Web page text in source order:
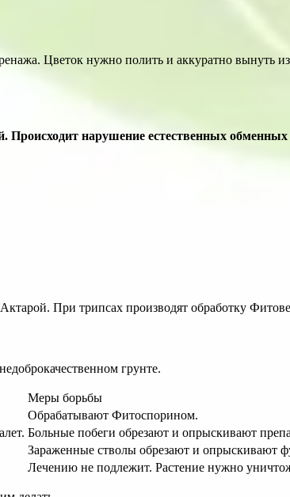
Цветок нужно полить и аккуратно вынуть
нарушение естественных
При трипсах производят обработку
грунте.
Меры борьбы
Обрабатывают Фитоспорином.
Больные побеги обрезают и опрыскивают
Зараженные стволы обрезают и опрыскивают
Лечению не подлежит. Растение нужно